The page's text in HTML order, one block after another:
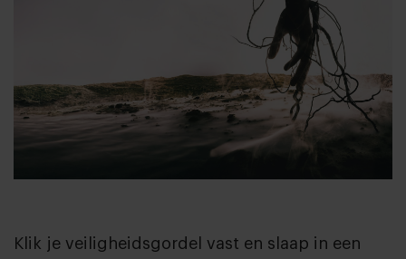
Klik je veiligheidsgordel vast en slaap in een